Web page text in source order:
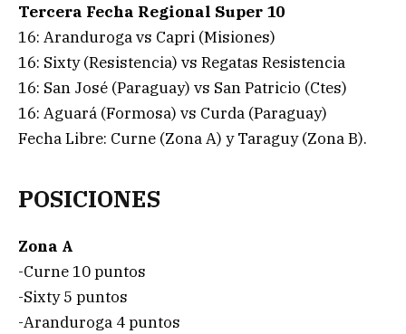
Tercera Fecha Regional Super 10
16: Aranduroga vs Capri (Misiones)
16: Sixty (Resistencia) vs Regatas Resistencia
16: San José (Paraguay) vs San Patricio (Ctes)
16: Aguará (Formosa) vs Curda (Paraguay)
Fecha Libre: Curne (Zona A) y Taraguy (Zona B).
POSICIONES
Zona A
-Curne 10 puntos
-Sixty 5 puntos
-Aranduroga 4 puntos